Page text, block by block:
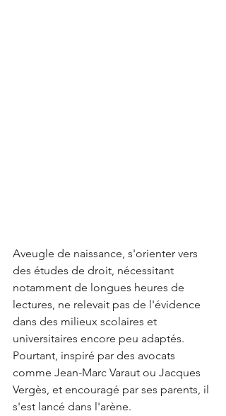
Aveugle de naissance, s'orienter vers
des études de droit, nécessitant
notamment de longues heures de
lectures, ne relevait pas de l'évidence
dans des milieux scolaires et
universitaires encore peu adaptés.
Pourtant, inspiré par des avocats
comme Jean-Marc Varaut ou Jacques
Vergès, et encouragé par ses parents, il
s'est lancé dans l'arène.